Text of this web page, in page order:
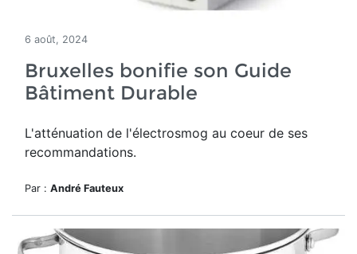
6 août, 2024
Bruxelles bonifie son Guide
Bâtiment Durable
L'atténuation de l'électrosmog au coeur de ses
recommandations.
Par : André Fauteux